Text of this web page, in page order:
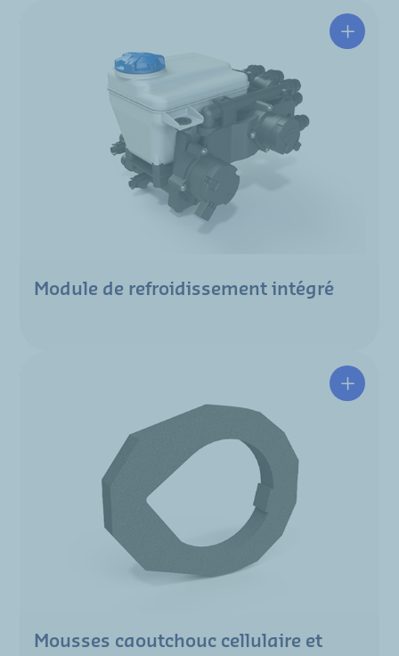
Module de refroidissement intégré
Mousses caoutchouc cellulaire et